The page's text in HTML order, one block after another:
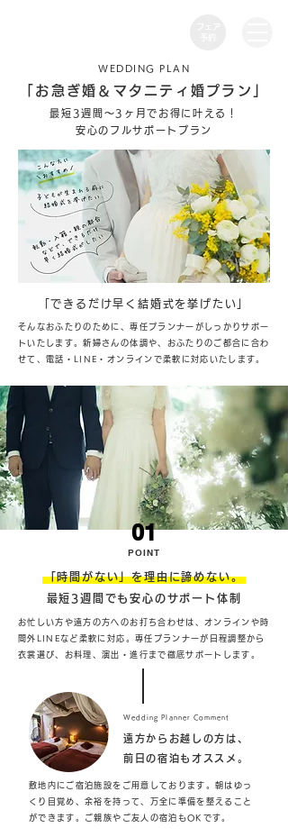
WEDDING PLAN
「お急ぎ婚＆マタニティ婚プラン」
最短3週間～3ヶ月でお得に叶える！
安心のフルサポートプラン
「できるだけ早く結婚式を挙げたい」
そんなおふたりのために、専任プランナーがしっかりサポー
トいたします。新婦さんの体調や、おふたりのご都合に合わ
せて、電話・LINE・オンラインで柔軟に対応いたします。
01
POINT
「時間がない」を理由に諦めない。
最短3週間でも安心のサポート体制
お忙しい方や遠方の方へのお打ち合わせは、オンラインや時
間外LINEなど柔軟に対応。専任プランナーが日程調整から
衣裳選び、お料理、演出・進行まで徹底サポートします。
Wedding Planner Comment
遠方からお越しの方は、
前日の宿泊もオススメ。
敷地内にご宿泊施設をご用意しております。朝はゆっ
くり目覚め、余裕を持って、万全に準備を整えること
ができます。ご親族やご友人の宿泊もOKです。